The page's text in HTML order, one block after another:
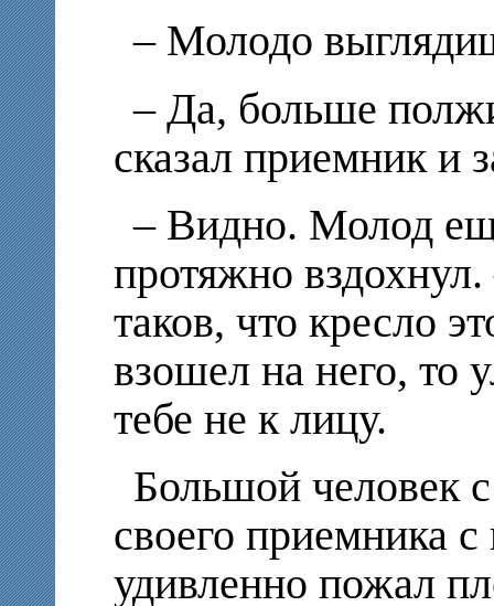
– Молодо
– Да, больше
сказал приемник и
– Видно. Молод
протяжно
таков, что кресло
взошел на него, то
тебе не к лицу.
Большой человек
своего приемника
удивленно пожал